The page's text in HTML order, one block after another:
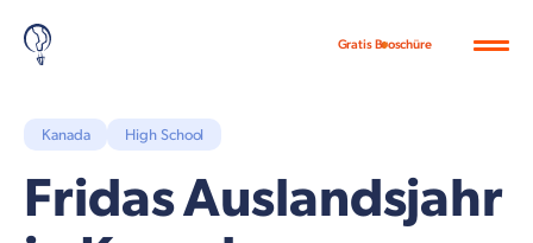
Gratis Broschüre
Kanada High School
Fridas Auslandsjahr